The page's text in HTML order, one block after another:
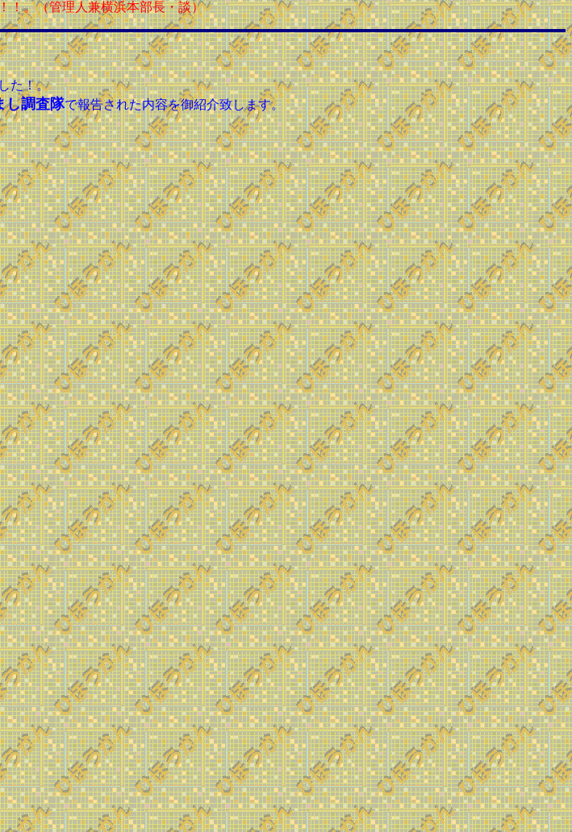
！。（管理人兼横浜本部長・談）
た！。
し調査隊で報告された内容を御紹介致します。